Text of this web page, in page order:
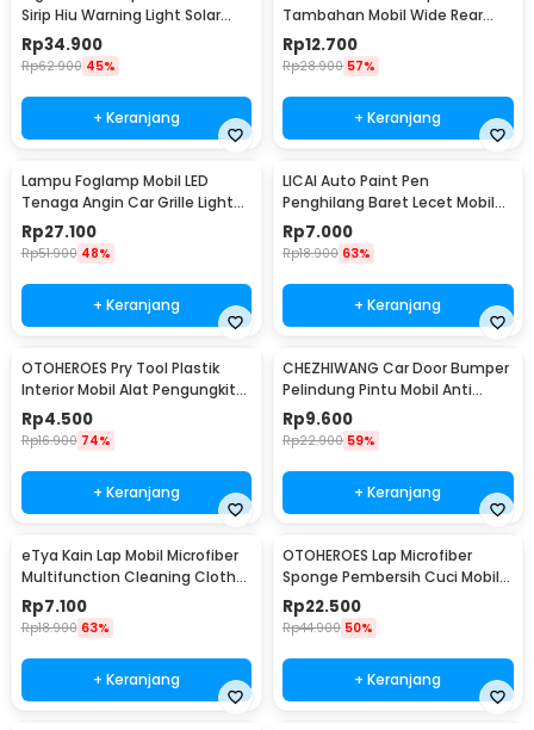
Sirip Hiu Warning Light Solar
Energy 8 LED - FZWJSD
Rp34.900
Rp62.900 45%
+ Keranjang
Tambahan Mobil Wide Rear
View Anti Blind Spot - SY-080
Rp12.700
Rp28.900 57%
+ Keranjang
Lampu Foglamp Mobil LED
Tenaga Angin Car Grille Light
Wind Power 2 PCS - XY044
Rp27.100
Rp51.900 48%
+ Keranjang
LICAI Auto Paint Pen
Penghilang Baret Lecet Mobil
Scratch Removal 12ml
Rp7.000
Rp18.900 63%
+ Keranjang
OTOHEROES Pry Tool Plastik
Interior Mobil Alat Pengungkit
Set 4 PCS - AA16
Rp4.500
Rp16.900 74%
+ Keranjang
CHEZHIWANG Car Door Bumper
Pelindung Pintu Mobil Anti
Gores 8 PCS - HT-001
Rp9.600
Rp22.900 59%
+ Keranjang
eTya Kain Lap Mobil Microfiber
Multifunction Cleaning Cloth
30x39cm - H-10
Rp7.100
Rp18.900 63%
+ Keranjang
OTOHEROES Lap Microfiber
Sponge Pembersih Cuci Mobil
Motor - TP266
Rp22.500
Rp44.900 50%
+ Keranjang